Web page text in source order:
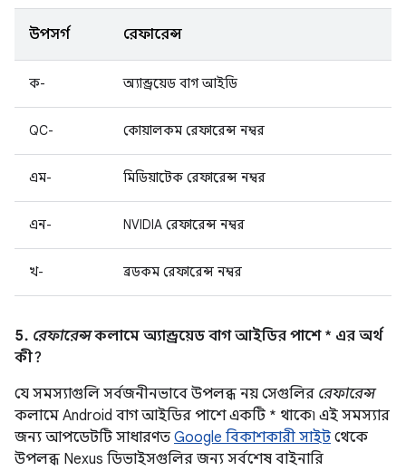
উপসর্গ রেফারেন্স
ক- অ্যান্ড্রয়েড বাগ আইডি
QC- কোয়ালকম রেফারেন্স নম্বর
এম- মিডিয়াটেক রেফারেন্স নম্বর
এন- NVIDIA রেফারেন্স নম্বর
খ- ব্রডকম রেফারেন্স নম্বর
5. রেফারেন্সকলামে অ্যান্ড্রয়েড বাগ আইডির পাশে * এর অর্থ
কী?
যে সমস্যাগুলি সর্বজনীনভাবে উপলব্ধ নয় সেগুলির রেফারেন্স
কলামে Android বাগ আইডির পাশে একটি * থাকে৷ এই সমস্যার
জন্য আপডেটটি সাধারণত Google বিকাশকারী সাইট থেকে
উপলব্ধ Nexus ডিভাইসগুলির জন্য সর্বশেষ বাইনারি